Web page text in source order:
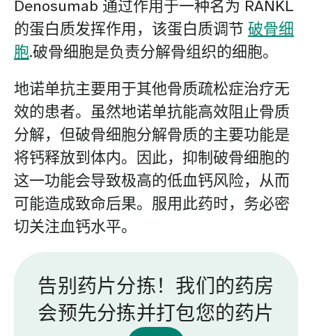
Denosumab 通过作用于一种名为 RANKL
的蛋白质发挥作用，该蛋白质调节 破骨细
胞.破骨细胞是负责分解骨组织的细胞。
地诺单抗主要用于其他骨质疏松症治疗无
效的患者。虽然地诺单抗能高效阻止骨质
分解，但破骨细胞分解骨质的主要功能是
将钙释放到体内。因此，抑制破骨细胞的
这一功能会导致极高的低血钙风险，从而
可能造成致命后果。服用此药时，务必密
切关注血钙水平。
告别药片分拣！我们的药房
会预先分拣并打包您的药片